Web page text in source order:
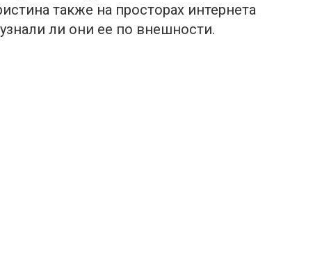
также на просторах интернета
ли они ее по внешности.